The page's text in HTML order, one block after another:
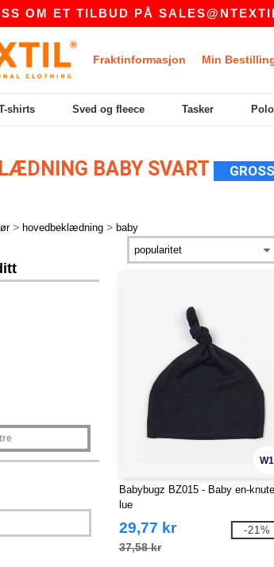
OM ET TILBUD PÅ
Fraktinformasjon Min
shirts Sved og fleece Tasker Polo
BABY SVART
> hovedbeklædning > baby
W1
Babybugz BZ015 - Baby en-knute
lue
29,77 kr
37,58 kr
-21%